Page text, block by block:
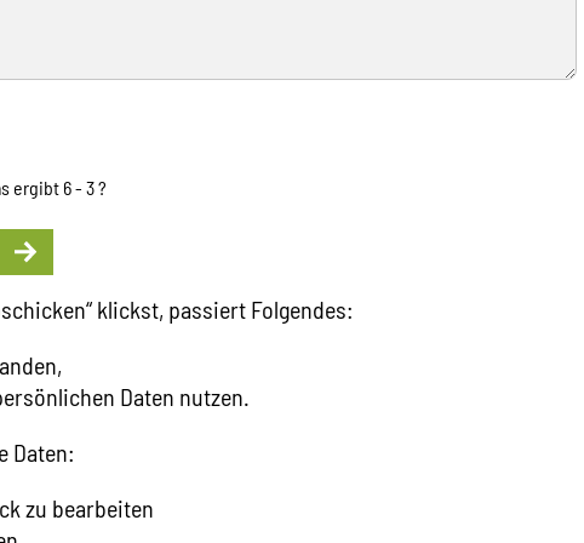
ergibt 6 - 3 ?
klickst, passiert Folgendes:
Daten nutzen.
Daten:
zu bearbeiten